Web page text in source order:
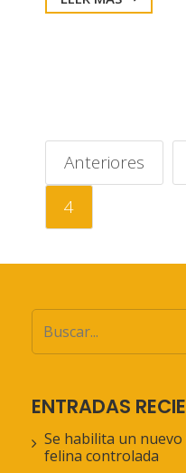
Anteriores
4
ENTRADAS
Se habilita un
felina controlada